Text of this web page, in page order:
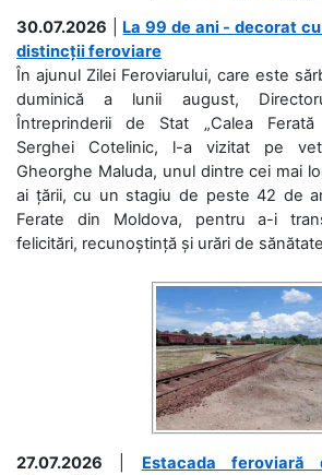
30.07.2026
La 99 de ani - decorat
distincții feroviare
În ajunul Zilei Feroviarului, care este
duminică a lunii august,
Întreprinderii de Stat „Calea Ferată
Serghei Cotelinic, l-a vizitat pe
Gheorghe Maluda, unul dintre cei mai
ai țării, cu un stagiu de peste 42 de
Ferate din Moldova, pentru a-i
felicitări, recunoștință și urări de
27.07.2026
Estacada